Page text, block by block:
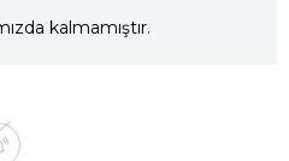
kalmamıştır.